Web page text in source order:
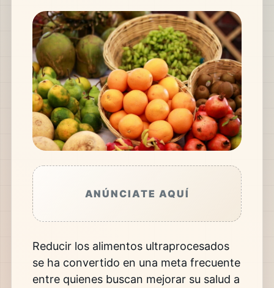
ANÚNCIATE AQUÍ
Reducir los alimentos ultraprocesados
se ha convertido en una meta frecuente
entre quienes buscan mejorar su salud a